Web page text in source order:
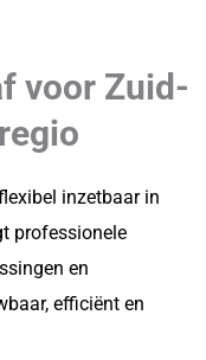
voor Zuid-
inzetbaar in
professionele
en
efficiënt en